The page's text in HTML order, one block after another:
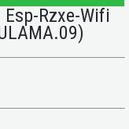
Rzxe-Wifi